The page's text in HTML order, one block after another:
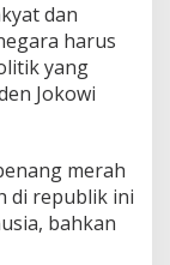
dan
harus
yang
Jokowi
merah
di republik ini
bahkan